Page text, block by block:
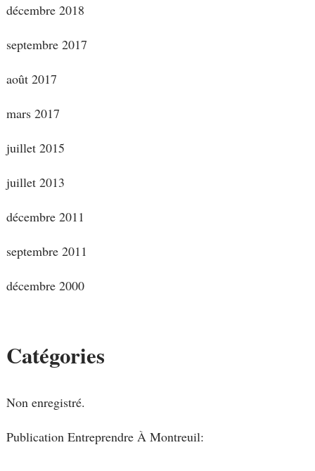
décembre 2018
septembre 2017
août 2017
mars 2017
juillet 2015
juillet 2013
décembre 2011
septembre 2011
décembre 2000
Catégories
Non enregistré.
Publication Entreprendre À Montreuil: